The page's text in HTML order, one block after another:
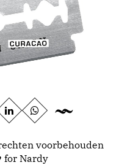
voorbehouden
for Nardy